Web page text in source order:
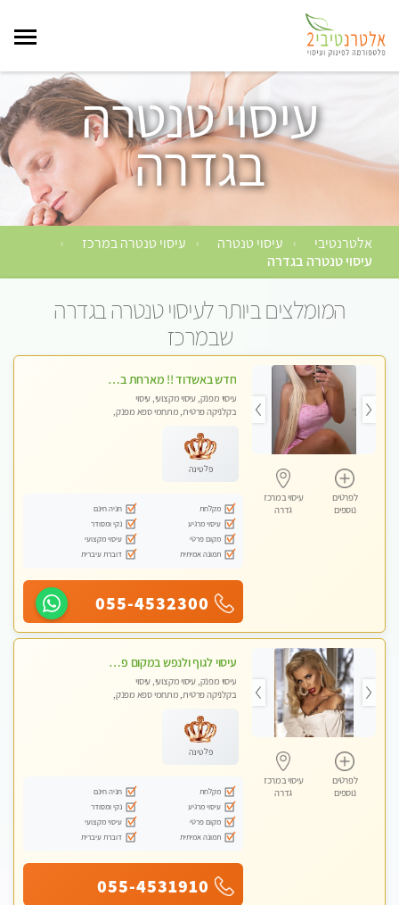
עיסוי טנטרה
בגדרה
אלטרנטיבי › עיסוי טנטרה › עיסוי טנטרה במרכז ›
עיסוי טנטרה בגדרה
המומלצים ביותר לעיסוי טנטרה בגדרה
שבמרכז
לפרטים
נוספים
עיסוי במרכז
גדרה
חדש באשדוד !! מארחת בדירתי באופן פרטי ודיסקרטי מקום יפה מסודר נקי ואווירה נעימה יחס טוב בבית חםללא מין !!
עיסוי מפנק, עיסוי מקצועי, עיסוי
בקלניקה פרטית, מתחמי ספא מפנק,
פלטינה
מקלחת
חניה חינם
עיסוי מרגיע
נקי ומסודר
מקום פרטי
עיסוי מקצועי
תמונה אמיתית
דוברת עיברית
055-4532300
לפרטים
נוספים
עיסוי במרכז
גדרה
עיסוי לגוף ולנפש במקום פרטי ואיכותי
עיסוי מפנק, עיסוי מקצועי, עיסוי
בקלניקה פרטית, מתחמי ספא מפנק,
פלטינה
מקלחת
חניה חינם
עיסוי מרגיע
נקי ומסודר
מקום פרטי
עיסוי מקצועי
תמונה אמיתית
דוברת עיברית
055-4531910